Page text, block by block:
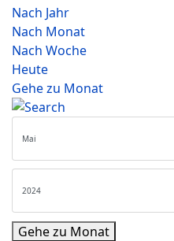
Nach Jahr
Nach Monat
Nach Woche
Heute
Gehe zu Monat
Gehe zu Monat